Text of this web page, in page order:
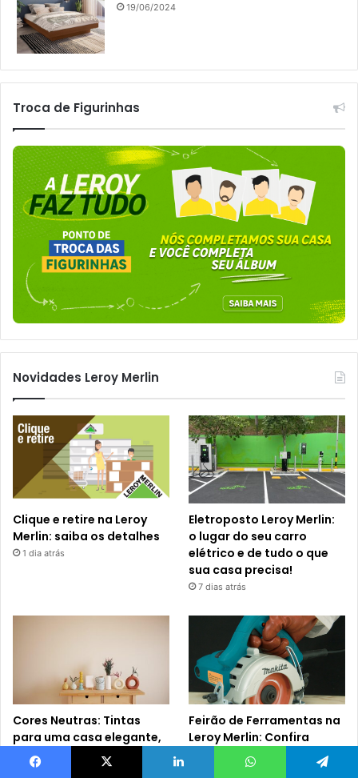
19/06/2024
Troca de Figurinhas
Novidades Leroy Merlin
Clique e retire na Leroy
Merlin: saiba os detalhes
1 dia atrás
Eletroposto Leroy Merlin:
o lugar do seu carro
elétrico e de tudo o que
sua casa precisa!
7 dias atrás
Cores Neutras: Tintas
para uma casa elegante,
leve e acolhedora
1 semana atrás
Feirão de Ferramentas na
Leroy Merlin: Confira
1 semana atrás